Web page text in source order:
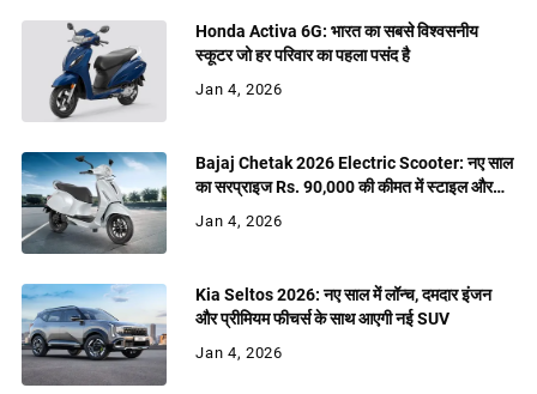
Honda Activa 6G: भारत का सबसे विश्वसनीय
स्कूटर जो हर परिवार का पहला पसंद है
Jan 4, 2026
Bajaj Chetak 2026 Electric Scooter: नए साल
का सरप्राइज Rs. 90,000 की कीमत में स्टाइल और
शक्ति
Jan 4, 2026
Kia Seltos 2026: नए साल में लॉन्च, दमदार इंजन
और प्रीमियम फीचर्स के साथ आएगी नई SUV
Jan 4, 2026